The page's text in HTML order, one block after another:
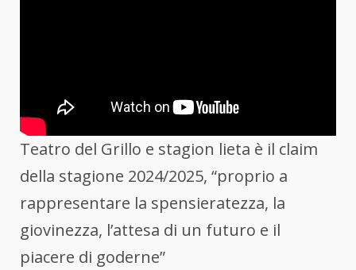
Teatro del Grillo e stagion lieta è il claim
della stagione 2024/2025, “proprio a
rappresentare la spensieratezza, la
giovinezza, l’attesa di un futuro e il
piacere di goderne”